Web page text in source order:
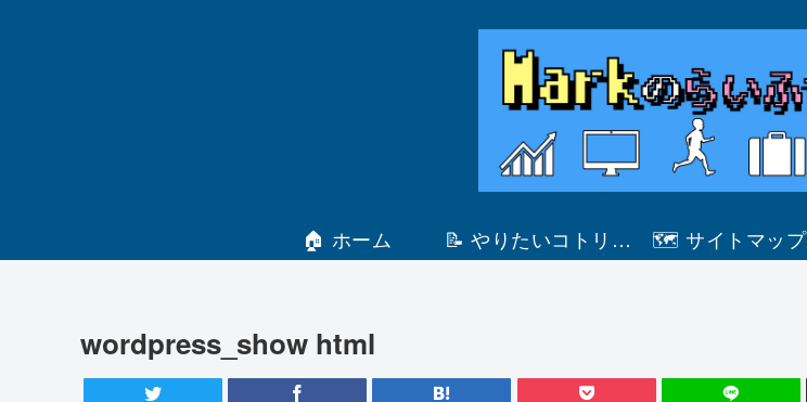
🏠 ホーム
📝 やりたいコトリス
🗺 サイトマップ
wordpress_show html